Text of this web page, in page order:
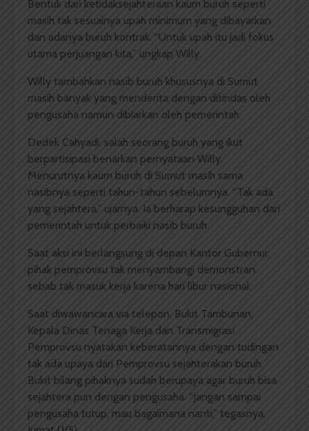
Bentuk dari ketidaksejahteraan kaum buruh seperti
masih tak sesuainya upah minimum yang dibayarkan
dan adanya buruh kontrak. “Untuk upah itu jadi fokus
utama perjuangan kita,” ungkap Willy.
Willy tambahkan nasib buruh khususnya di Sumut
masih banyak yang menderita dengan ditindas oleh
pengusaha namun dibiarkan oleh pemerintah.
Dedek Cahyadi, salah seorang buruh yang ikut
berpartisipasi benarkan pernyataan Willy.
Menurutnya kaum buruh di Sumut masih sama
nasibnya seperti tahun-tahun sebelumnya. “Tak ada
yang sejahtera,” ujarnya. Ia berharap kesungguhan dari
pemerintah untuk perbaiki nasib buruh.
Saat aksi ini berlangsung di depan Kantor Gubernur,
pihak pemprovsu tak menyambangi demonstran
sebab tak masuk kerja karena hari libur nasional.
Saat diwawancara via telepon, Bukit Tambunan,
Kepala Dinas Tenaga Kerja dan Transmigrasi
Pemprovsu nyatakan keberatannya dengan tudingan
tak ada upaya dari Pemprovsu sejahterakan buruh.
Bukit bilang pihaknya sudah berupaya agar buruh bisa
sejahtera pun dengan pengusaha. “Jangan sampai
pengusaha tutup, mau bagaimana nanti,” tegasnya,